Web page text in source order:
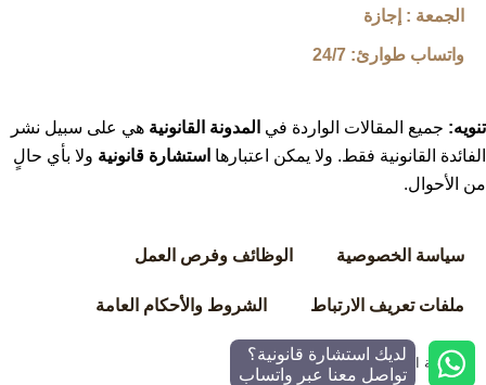
الجمعة : إجازة
واتساب طوارئ: 24/7
تنويه: جميع المقالات الواردة في المدونة القانونية هي على سبيل نشر
الفائدة القانونية فقط. ولا يمكن اعتبارها استشارة قانونية ولا بأي حالٍ
من الأحوال.
سياسة الخصوصية الوظائف وفرص العمل
ملفات تعريف الارتباط الشروط والأحكام العامة
سياسة الخصوصيةلديك استشارة قانونية؟
تواصل معنا عبر واتساب